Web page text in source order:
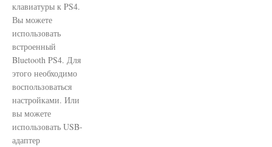
клавиатуры к PS4.
Вы можете
использовать
встроенный
Bluetooth PS4. Для
этого необходимо
воспользоваться
настройками. Или
вы можете
использовать USB-
адаптер